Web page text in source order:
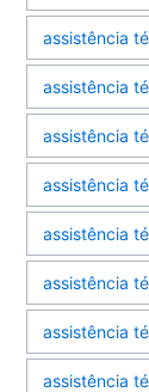
assistência
assistência
assistência
assistência
assistência
assistência
assistência
assistência